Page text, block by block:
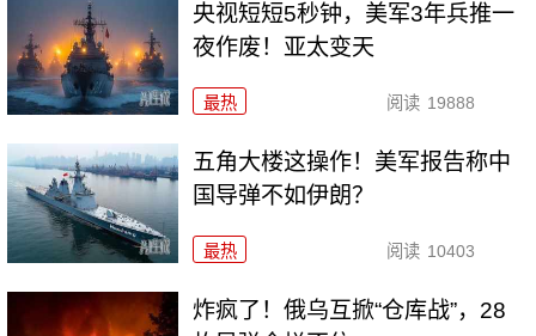
央视短短5秒钟，美军3年兵推一
夜作废！亚太变天
最热 阅读 19888
五角大楼这操作！美军报告称中
国导弹不如伊朗？
最热 阅读 10403
炸疯了！俄乌互掀“仓库战”，28